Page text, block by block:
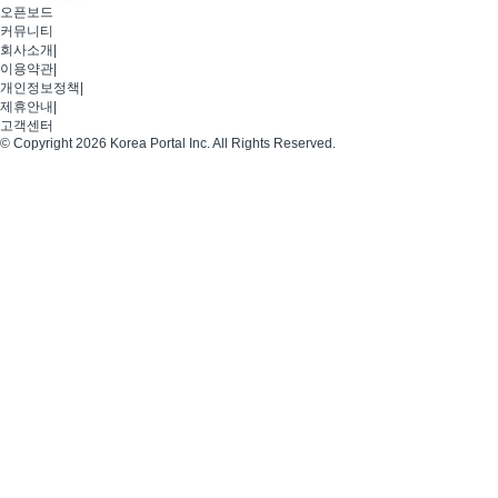
오픈보드
커뮤니티
회사소개
이용약관
개인정보정책
제휴안내
고객센터
© Copyright 2026 Korea Portal Inc. All Rights Reserved.